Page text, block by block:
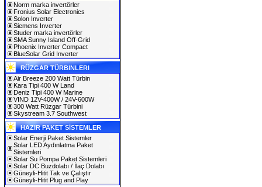
Norm marka invertörler
Fronius Solar Electronics
Solon Inverter
Siemens Inverter
Studer marka invertörler
SMA Sunny Island Off-Grid
Phoenix Inverter Compact
BlueSolar Grid Inverter
RÜZGAR TÜRBINLERI
Air Breeze 200 Watt Türbin
Kara Tipi 400 W Land
Deniz Tipi 400 W Marine
VIND 12V-400W / 24V-600W
300 Watt Rüzgar Türbini
Skystream 3.7 Southwest
HAZIR PAKET SİSTEMLER
Solar Enerji Paket Sistemler
Solar LED Aydınlatma Paket
Sistemleri
Solar Su Pompa Paket Sistemleri
Solar DC Buzdolabı / İlaç Dolabı
Güneyli-Hitit Tak ve Çalıştır
Güneyli-Hitit Plug and Play